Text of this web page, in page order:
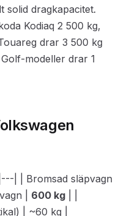
solid dragkapacitet.
Kodiaq 2 500 kg,
drar 3 500 kg
modeller drar 1
| | Bromsad släpvagn
| 600 kg
| ~60 kg |